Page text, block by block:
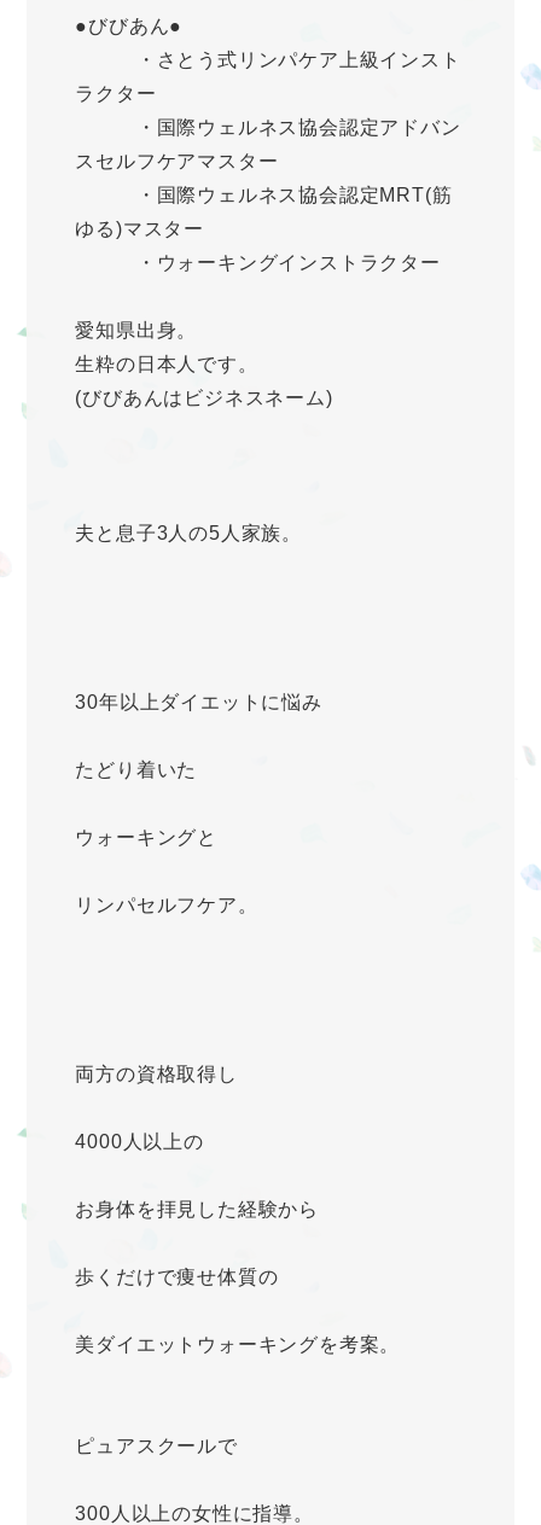
●びびあん●
・さとう式リンパケア上級インスト
ラクター
・国際ウェルネス協会認定アドバン
スセルフケアマスター
・国際ウェルネス協会認定MRT(筋
ゆる)マスター
・ウォーキングインストラクター
愛知県出身。
生粋の日本人です。
(びびあんはビジネスネーム)
夫と息子3人の5人家族。
30年以上ダイエットに悩み
たどり着いた
ウォーキングと
リンパセルフケア。
両方の資格取得し
4000人以上の
お身体を拝見した経験から
歩くだけで痩せ体質の
美ダイエットウォーキングを考案。
ピュアスクールで
300人以上の女性に指導。